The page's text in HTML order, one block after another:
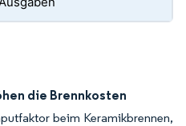
die Brennkosten
beim Keramikbrennen,